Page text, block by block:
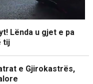
Lënda u gjet e pa
tij
e Gjirokastrës,